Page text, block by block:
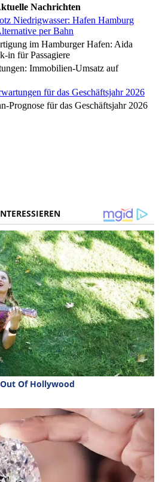
Nachrichten
Niedrigwasser: Hafen Hamburg
per Bahn
im Hamburger Hafen: Aida
in für Passagiere
Immobilien-Umsatz auf
für das Geschäftsjahr 2026
Prognose für das Geschäftsjahr 2026